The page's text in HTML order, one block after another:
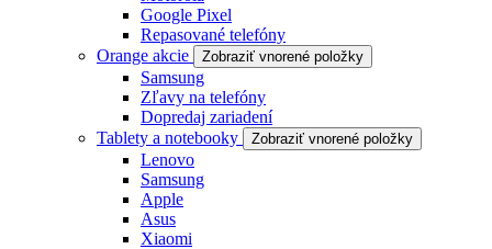
Google Pixel
Repasované telefóny
Orange akcie
Zobraziť vnorené položky
Samsung
Zľavy na telefóny
Dopredaj zariadení
Tablety a notebooky
Zobraziť vnorené položky
Lenovo
Samsung
Apple
Asus
Xiaomi